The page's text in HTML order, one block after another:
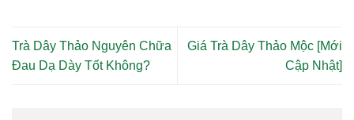
Trà Dây Thảo Nguyên Chữa
Đau Dạ Dày Tốt Không?
Giá Trà Dây Thảo Mộc [Mới
Cập Nhật]